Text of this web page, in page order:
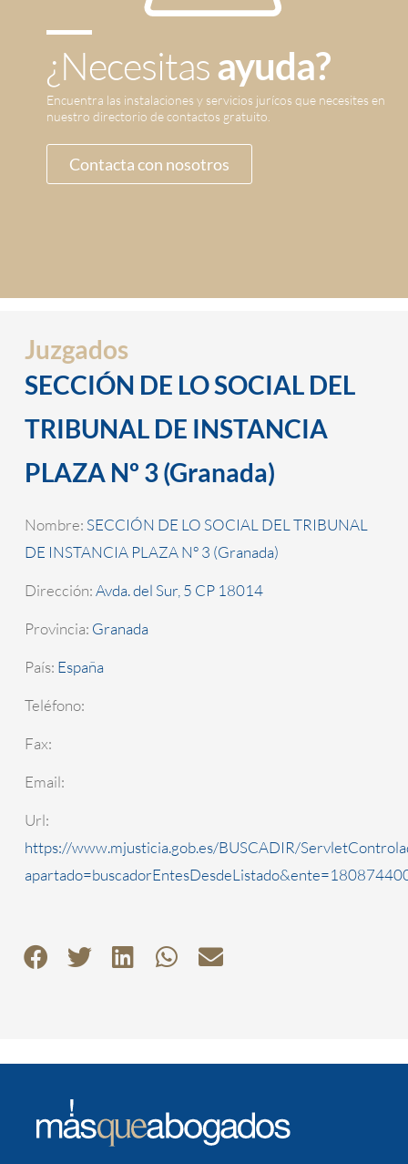
¿Necesitasayuda?
Encuentra las instalaciones y servicios jurícos que necesites en
nuestro directorio de contactos gratuito.
Contacta con nosotros
Juzgados
SECCIÓN DE LO SOCIAL DEL
TRIBUNAL DE INSTANCIA
PLAZA Nº 3 (Granada)
Nombre: SECCIÓN DE LO SOCIAL DEL TRIBUNAL
DE INSTANCIA PLAZA Nº 3 (Granada)
Dirección:Avda. del Sur, 5 CP 18014
Provincia: Granada
País: España
Teléfono:
Fax:
Email:
Url:
https://www.mjusticia.gob.es/BUSCADIR/